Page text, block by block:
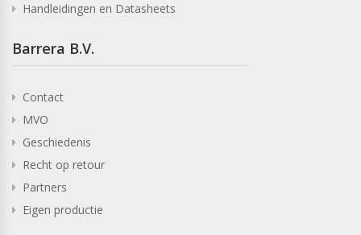
Handleidingen en Datasheets
Barrera B.V.
Contact
MVO
Geschiedenis
Recht op retour
Partners
Eigen productie